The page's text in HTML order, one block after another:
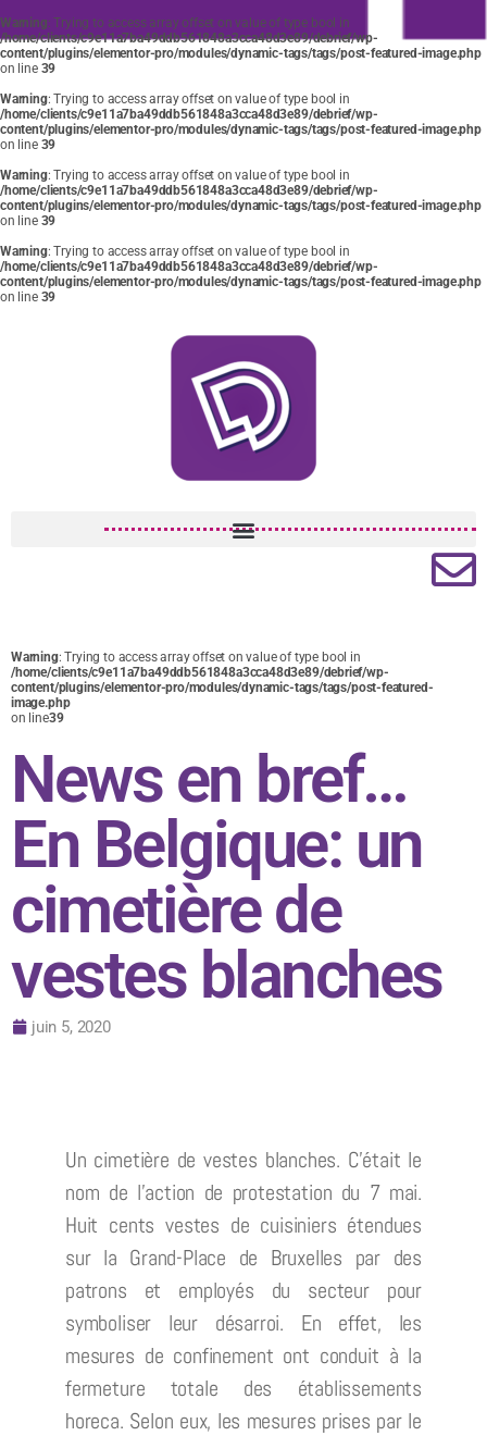
Warning: Trying to access array offset on value of type bool in
/home/clients/c9e11a7ba49ddb561848a3cca48d3e89/debrief/wp-
content/plugins/elementor-pro/modules/dynamic-tags/tags/post-featured-image.php
on line 39
Warning: Trying to access array offset on value of type bool in
/home/clients/c9e11a7ba49ddb561848a3cca48d3e89/debrief/wp-
content/plugins/elementor-pro/modules/dynamic-tags/tags/post-featured-image.php
on line 39
Warning: Trying to access array offset on value of type bool in
/home/clients/c9e11a7ba49ddb561848a3cca48d3e89/debrief/wp-
content/plugins/elementor-pro/modules/dynamic-tags/tags/post-featured-image.php
on line 39
Warning: Trying to access array offset on value of type bool in
/home/clients/c9e11a7ba49ddb561848a3cca48d3e89/debrief/wp-
content/plugins/elementor-pro/modules/dynamic-tags/tags/post-featured-image.php
on line 39
Warning: Trying to access array offset on value of type bool in
/home/clients/c9e11a7ba49ddb561848a3cca48d3e89/debrief/wp-
content/plugins/elementor-pro/modules/dynamic-tags/tags/post-featured-
image.php
on line39
News en bref…
En Belgique: un
cimetière de
vestes blanches
juin 5, 2020
Un cimetière de vestes blanches. C’était le
nom de l’action de protestation du 7 mai.
Huit cents vestes de cuisiniers étendues
sur la Grand-Place de Bruxelles par des
patrons et employés du secteur pour
symboliser leur désarroi. En effet, les
mesures de confinement ont conduit à la
fermeture totale des établissements
horeca. Selon eux, les mesures prises par le